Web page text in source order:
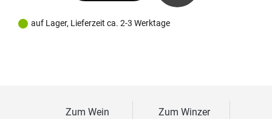
auf Lager, Lieferzeit ca. 2-3 Werktage
Zum Wein Zum Winzer